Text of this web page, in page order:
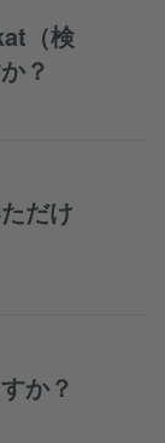
（検
？
だけ
か？